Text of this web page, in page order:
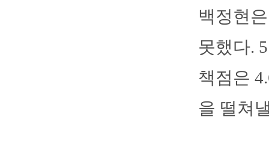
백정현
못했다.
책점은
을 떨쳐